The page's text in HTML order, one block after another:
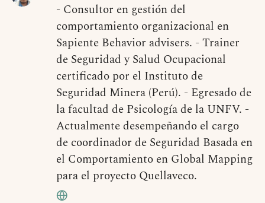
- Consultor en gestión del
comportamiento organizacional en
Sapiente Behavior advisers. - Trainer
de Seguridad y Salud Ocupacional
certificado por el Instituto de
Seguridad Minera (Perú). - Egresado de
la facultad de Psicología de la UNFV. -
Actualmente desempeñando el cargo
de coordinador de Seguridad Basada en
el Comportamiento en Global Mapping
para el proyecto Quellaveco.